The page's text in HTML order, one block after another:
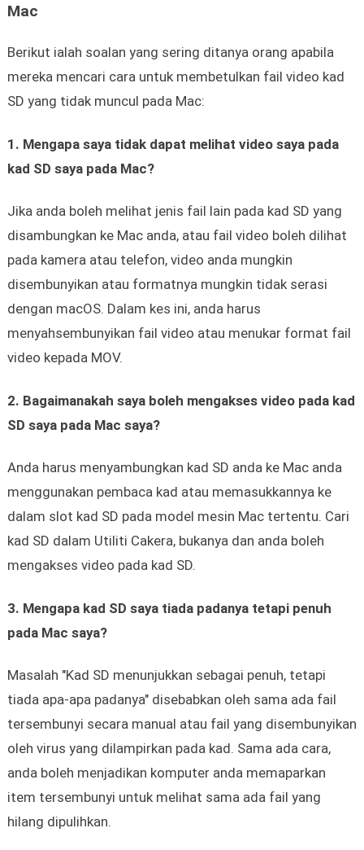
Mac
Berikut ialah soalan yang sering ditanya orang apabila
mereka mencari cara untuk membetulkan fail video kad
SD yang tidak muncul pada Mac:
1. Mengapa saya tidak dapat melihat video saya pada
kad SD saya pada Mac?
Jika anda boleh melihat jenis fail lain pada kad SD yang
disambungkan ke Mac anda, atau fail video boleh dilihat
pada kamera atau telefon, video anda mungkin
disembunyikan atau formatnya mungkin tidak serasi
dengan macOS. Dalam kes ini, anda harus
menyahsembunyikan fail video atau menukar format fail
video kepada MOV.
2. Bagaimanakah saya boleh mengakses video pada kad
SD saya pada Mac saya?
Anda harus menyambungkan kad SD anda ke Mac anda
menggunakan pembaca kad atau memasukkannya ke
dalam slot kad SD pada model mesin Mac tertentu. Cari
kad SD dalam Utiliti Cakera, bukanya dan anda boleh
mengakses video pada kad SD.
3. Mengapa kad SD saya tiada padanya tetapi penuh
pada Mac saya?
Masalah "Kad SD menunjukkan sebagai penuh, tetapi
tiada apa-apa padanya" disebabkan oleh sama ada fail
tersembunyi secara manual atau fail yang disembunyikan
oleh virus yang dilampirkan pada kad. Sama ada cara,
anda boleh menjadikan komputer anda memaparkan
item tersembunyi untuk melihat sama ada fail yang
hilang dipulihkan.